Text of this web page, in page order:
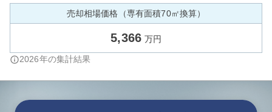
売却相場価格（専有面積70㎡換算）
5,366 万円
2026年の集計結果